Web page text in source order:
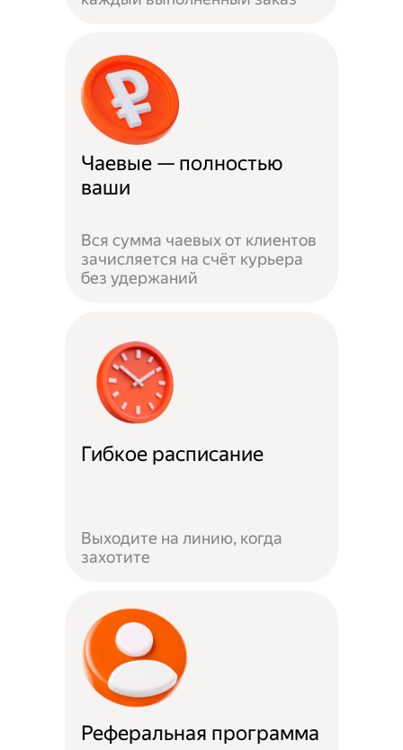
Чаевые — полностью
ваши
Вся сумма чаевых от клиентов
зачисляется на счёт курьера
без удержаний
Гибкое расписание
Выходите на линию, когда
захотите
Реферальная программа